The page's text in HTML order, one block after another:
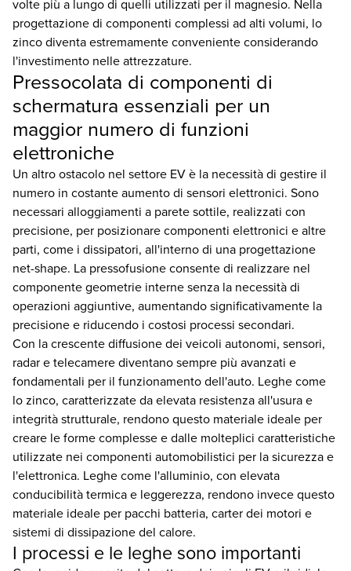
volte più a lungo di quelli utilizzati per il magnesio. Nella
progettazione di componenti complessi ad alti volumi, lo
zinco diventa estremamente conveniente considerando
l'investimento nelle attrezzature.
Pressocolata di componenti di
schermatura essenziali per un
maggior numero di funzioni
elettroniche
Un altro ostacolo nel settore EV è la necessità di gestire il
numero in costante aumento di sensori elettronici. Sono
necessari alloggiamenti a parete sottile, realizzati con
precisione, per posizionare componenti elettronici e altre
parti, come i dissipatori, all'interno di una progettazione
net-shape. La pressofusione consente di realizzare nel
componente geometrie interne senza la necessità di
operazioni aggiuntive, aumentando significativamente la
precisione e riducendo i costosi processi secondari.
Con la crescente diffusione dei veicoli autonomi, sensori,
radar e telecamere diventano sempre più avanzati e
fondamentali per il funzionamento dell'auto. Leghe come
lo zinco, caratterizzate da elevata resistenza all'usura e
integrità strutturale, rendono questo materiale ideale per
creare le forme complesse e dalle molteplici caratteristiche
utilizzate nei componenti automobilistici per la sicurezza e
l'elettronica. Leghe come l'alluminio, con elevata
conducibilità termica e leggerezza, rendono invece questo
materiale ideale per pacchi batteria, carter dei motori e
sistemi di dissipazione del calore.
I processi e le leghe sono importanti